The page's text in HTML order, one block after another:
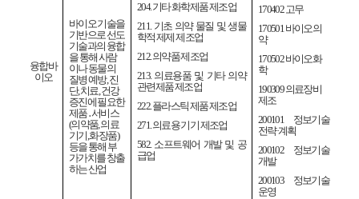
융합바
이오
바이오 기술을
기반으로 선도
기술과의 융합
을 통해 사람
이나 동물의
질병 예방,진
단,치료,건강
증진에 필요한
제품․서비스
(의약품,의료
기기,화장품)
등을 통해 부
가가치를 창출
하는 산업
204.기타 화학제품 제조업
211. 기초 의약 물질 및 생물
학적 제제 제조업
212.의약품 제조업
213. 의료용품 및 기타 의약
관련제품 제조업
222.플라스틱 제품 제조업
271.의료용 기기 제조업
582. 소프트웨어 개발 및 공
급업
170402고무
170501바이오의
약
170502바이오화
학
190309의료장비
제조
200101 정보기술
전략·계획
200102 정보기술
개발
200103 정보기술
운영